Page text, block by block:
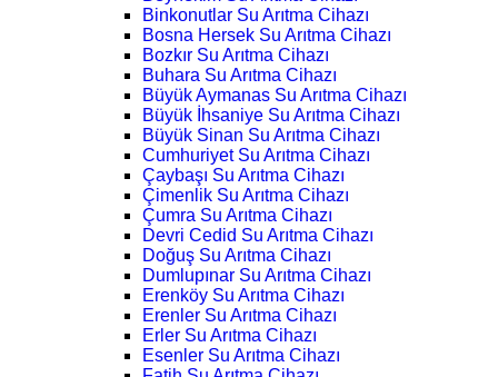
Binkonutlar Su Arıtma Cihazı
Bosna Hersek Su Arıtma Cihazı
Bozkır Su Arıtma Cihazı
Buhara Su Arıtma Cihazı
Büyük Aymanas Su Arıtma Cihazı
Büyük İhsaniye Su Arıtma Cihazı
Büyük Sinan Su Arıtma Cihazı
Cumhuriyet Su Arıtma Cihazı
Çaybaşı Su Arıtma Cihazı
Çimenlik Su Arıtma Cihazı
Çumra Su Arıtma Cihazı
Devri Cedid Su Arıtma Cihazı
Doğuş Su Arıtma Cihazı
Dumlupınar Su Arıtma Cihazı
Erenköy Su Arıtma Cihazı
Erenler Su Arıtma Cihazı
Erler Su Arıtma Cihazı
Esenler Su Arıtma Cihazı